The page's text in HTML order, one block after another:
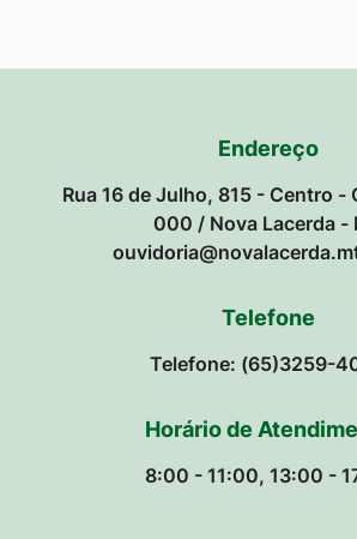
Endereço
Rua 16 de Julho, 815 - Centro -
000 / Nova Lacerda -
Telefone
Telefone: (65)3259-
Horário de
8:00 - 11:00, 13:00 -